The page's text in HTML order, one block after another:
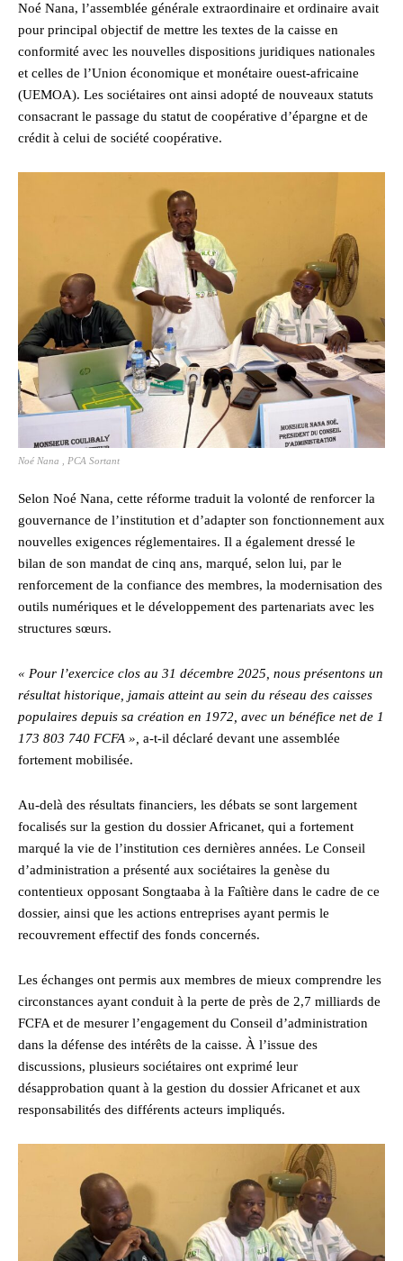
Noé Nana, l’assemblée générale extraordinaire et ordinaire avait
pour principal objectif de mettre les textes de la caisse en
conformité avec les nouvelles dispositions juridiques nationales
et celles de l’Union économique et monétaire ouest-africaine
(UEMOA). Les sociétaires ont ainsi adopté de nouveaux statuts
consacrant le passage du statut de coopérative d’épargne et de
crédit à celui de société coopérative.
Noé Nana , PCA Sortant
Selon Noé Nana, cette réforme traduit la volonté de renforcer la
gouvernance de l’institution et d’adapter son fonctionnement aux
nouvelles exigences réglementaires. Il a également dressé le
bilan de son mandat de cinq ans, marqué, selon lui, par le
renforcement de la confiance des membres, la modernisation des
outils numériques et le développement des partenariats avec les
structures sœurs.
« Pour l’exercice clos au 31 décembre 2025, nous présentons un
résultat historique, jamais atteint au sein du réseau des caisses
populaires depuis sa création en 1972, avec un bénéfice net de 1
173 803 740 FCFA », a-t-il déclaré devant une assemblée
fortement mobilisée.
Au-delà des résultats financiers, les débats se sont largement
focalisés sur la gestion du dossier Africanet, qui a fortement
marqué la vie de l’institution ces dernières années. Le Conseil
d’administration a présenté aux sociétaires la genèse du
contentieux opposant Songtaaba à la Faîtière dans le cadre de ce
dossier, ainsi que les actions entreprises ayant permis le
recouvrement effectif des fonds concernés.
Les échanges ont permis aux membres de mieux comprendre les
circonstances ayant conduit à la perte de près de 2,7 milliards de
FCFA et de mesurer l’engagement du Conseil d’administration
dans la défense des intérêts de la caisse. À l’issue des
discussions, plusieurs sociétaires ont exprimé leur
désapprobation quant à la gestion du dossier Africanet et aux
responsabilités des différents acteurs impliqués.